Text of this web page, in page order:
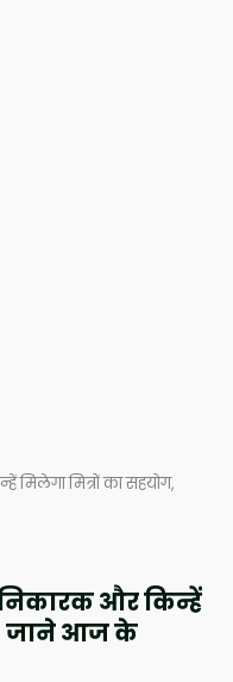
मिलेगा मित्रों का सहयोग,
और किन्हें
जाने आज के